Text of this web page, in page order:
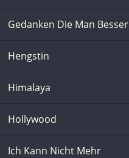
Gedanken Die Man
Hengstin
Himalaya
Hollywood
Ich Kann Nicht Mehr